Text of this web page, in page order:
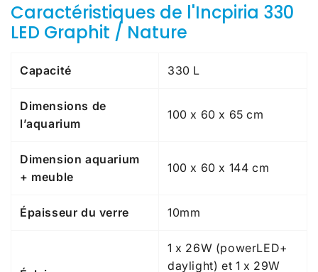
Caractéristiques de l'Incpiria 330
LED Graphit / Nature
Capacité 330 L
Dimensions de
l’aquarium
100 x 60 x 65 cm
Dimension aquarium
+ meuble
100 x 60 x 144 cm
Épaisseur du verre 10mm
1 x 26W (powerLED+
daylight) et 1 x 29W